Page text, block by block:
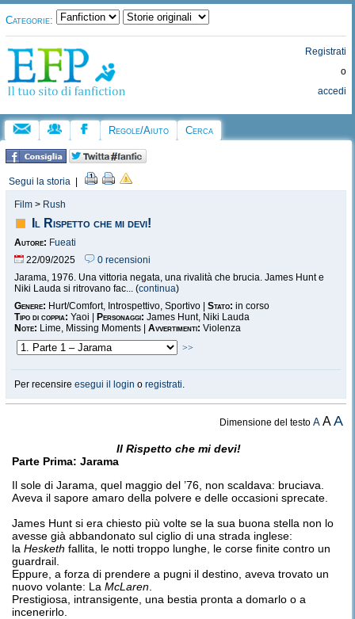
Categorie:
Registrati
o
accedi
Regole/Aiuto Cerca
Segui la storia
Film > Rush
Il Rispetto che mi devi!
Autore: Fueati
22/09/2025
0 recensioni
Jarama, 1976. Una vittoria negata, una rivalità che brucia. James Hunt e
Niki Lauda si ritrovano fac... (continua)
Genere: Hurt/Comfort, Introspettivo, Sportivo | Stato: in corso
Tipo di coppia: Yaoi | Personaggi: James Hunt, Niki Lauda
Note: Lime, Missing Moments | Avvertimenti: Violenza
>>
Per recensire esegui il login o registrati.
Dimensione del testoA AA
Il Rispetto che mi devi!
Parte Prima: Jarama
Il sole di Jarama, quel maggio del ’76, non scaldava: bruciava.
Aveva il sapore amaro della polvere e delle occasioni sprecate.
James Hunt si era chiesto più volte se la sua buona stella non lo
avesse già abbandonato sul ciglio di una strada inglese:
la Hesketh fallita, le notti troppo lunghe, le corse finite contro un
guardrail.
Eppure, a forza di prendere a pugni il destino, aveva trovato un
nuovo volante: La McLaren
Prestigiosa, intransigente, una bestia pronta a domarlo o a
incenerirlo.